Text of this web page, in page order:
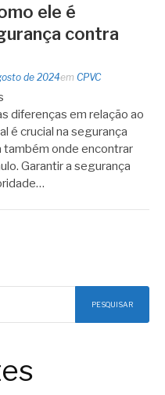
ele é
contra
de 2024em CPVC
diferenças em relação ao
é crucial na segurança
também onde encontrar
Garantir a segurança
PESQUISAR